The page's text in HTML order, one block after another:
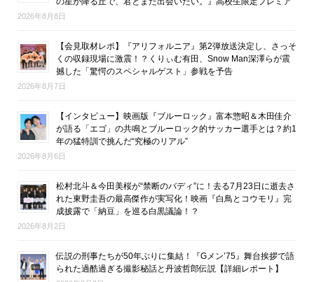
2026年8月8日
【会見取材レポ】『アリフォルニア』第2弾放送決定し、さっそ
くの収録現場に激震！？くりぃむ有田、Snow Man深澤らが震
撼した「驚愕のスペシャルゲスト」参戦を予告
2026年8月7日
【インタビュー】映画版『ブルーロック』富本惣昭＆木田佳介
が語る「エゴ」の共鳴とブルーロック的サッカー選手とは？約1
年の猛特訓で挑んだ“究極のリアル”
2026年8月6日
松村北斗＆今田美桜が“禁断のバディ”に！去る7月23日に逝去さ
れた東野圭吾の最高傑作が実写化！映画『白鳥とコウモリ』完
成披露で「納豆」を巡る白黒議論！？
2026年8月2日
伝説の刑事たちが50年ぶりに集結！『Gメン’75』舞台挨拶で語
られた過酷過ぎる撮影秘話と丹波哲郎伝説【詳細レポート】